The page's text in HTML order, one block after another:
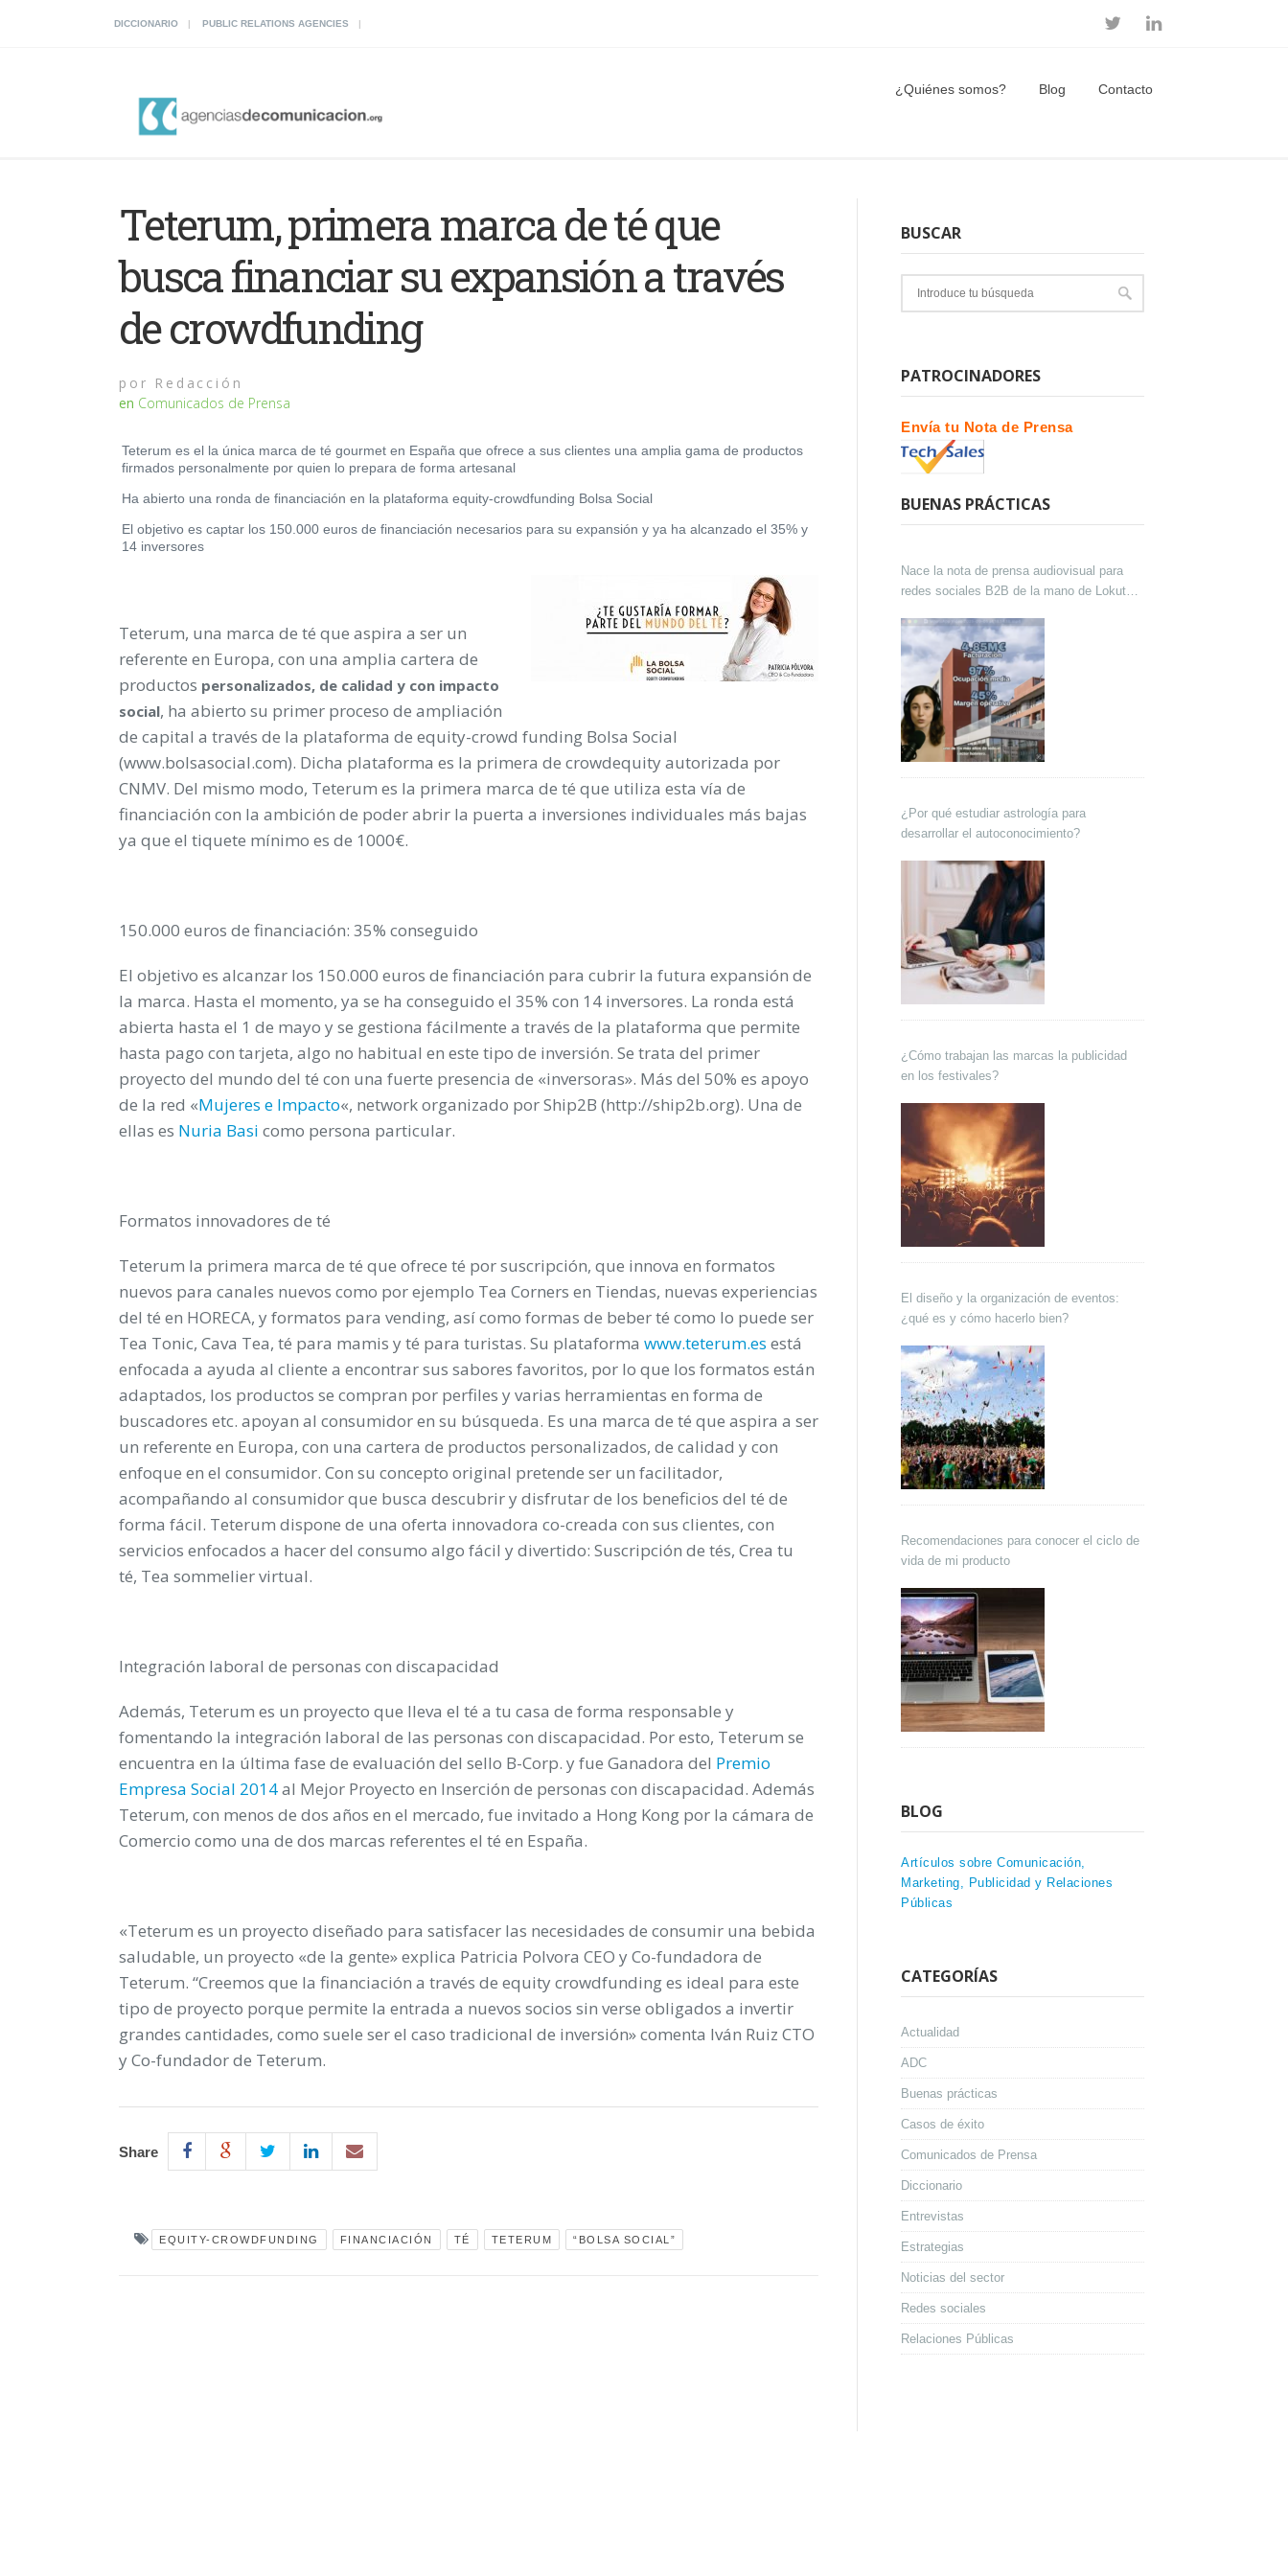
DICCIONARIO PUBLIC RELATIONS AGENCIES
¿Quiénes somos? Blog Contacto
Teterum, primera marca de té que
busca financiar su expansión a través
de crowdfunding
por Redacción
en Comunicados de Prensa
Teterum es el la única marca de té gourmet en España que ofrece a sus clientes una amplia gama de productos
firmados personalmente por quien lo prepara de forma artesanal
Ha abierto una ronda de financiación en la plataforma equity-crowdfunding Bolsa Social
El objetivo es captar los 150.000 euros de financiación necesarios para su expansión y ya ha alcanzado el 35% y
14 inversores
Teterum, una marca de té que aspira a ser un
referente en Europa, con una amplia cartera de
productos personalizados, de calidad y con impacto
social, ha abierto su primer proceso de ampliación
de capital a través de la plataforma de equity-crowd funding Bolsa Social
(www.bolsasocial.com). Dicha plataforma es la primera de crowdequity autorizada por
CNMV. Del mismo modo, Teterum es la primera marca de té que utiliza esta vía de
financiación con la ambición de poder abrir la puerta a inversiones individuales más bajas
ya que el tiquete mínimo es de 1000€.
150.000 euros de financiación: 35% conseguido
El objetivo es alcanzar los 150.000 euros de financiación para cubrir la futura expansión de
la marca. Hasta el momento, ya se ha conseguido el 35% con 14 inversores. La ronda está
abierta hasta el 1 de mayo y se gestiona fácilmente a través de la plataforma que permite
hasta pago con tarjeta, algo no habitual en este tipo de inversión. Se trata del primer
proyecto del mundo del té con una fuerte presencia de «inversoras». Más del 50% es apoyo
de la red «Mujeres e Impacto«, network organizado por Ship2B (http://ship2b.org). Una de
ellas es Nuria Basi como persona particular.
Formatos innovadores de té
Teterum la primera marca de té que ofrece té por suscripción, que innova en formatos
nuevos para canales nuevos como por ejemplo Tea Corners en Tiendas, nuevas experiencias
del té en HORECA, y formatos para vending, así como formas de beber té como lo puede ser
Tea Tonic, Cava Tea, té para mamis y té para turistas. Su plataforma www.teterum.es está
enfocada a ayuda al cliente a encontrar sus sabores favoritos, por lo que los formatos están
adaptados, los productos se compran por perfiles y varias herramientas en forma de
buscadores etc. apoyan al consumidor en su búsqueda. Es una marca de té que aspira a ser
un referente en Europa, con una cartera de productos personalizados, de calidad y con
enfoque en el consumidor. Con su concepto original pretende ser un facilitador,
acompañando al consumidor que busca descubrir y disfrutar de los beneficios del té de
forma fácil. Teterum dispone de una oferta innovadora co-creada con sus clientes, con
servicios enfocados a hacer del consumo algo fácil y divertido: Suscripción de tés, Crea tu
té, Tea sommelier virtual.
Integración laboral de personas con discapacidad
Además, Teterum es un proyecto que lleva el té a tu casa de forma responsable y
fomentando la integración laboral de las personas con discapacidad. Por esto, Teterum se
encuentra en la última fase de evaluación del sello B-Corp. y fue Ganadora del Premio
Empresa Social 2014al Mejor Proyecto en Inserción de personas con discapacidad. Además
Teterum, con menos de dos años en el mercado, fue invitado a Hong Kong por la cámara de
Comercio como una de dos marcas referentes el té en España.
«Teterum es un proyecto diseñado para satisfacer las necesidades de consumir una bebida
saludable, un proyecto «de la gente» explica Patricia Polvora CEO y Co-fundadora de
Teterum. “Creemos que la financiación a través de equity crowdfunding es ideal para este
tipo de proyecto porque permite la entrada a nuevos socios sin verse obligados a invertir
grandes cantidades, como suele ser el caso tradicional de inversión» comenta Iván Ruiz CTO
y Co-fundador de Teterum.
Share
EQUITY-CROWDFUNDING FINANCIACIÓN TÉ TETERUM “BOLSA SOCIAL”
BUSCAR
PATROCINADORES
Envía tu Nota de Prensa
BUENAS PRÁCTICAS
Nace la nota de prensa audiovisual para
redes sociales B2B de la mano de Lokutor
¿Por qué estudiar astrología para
desarrollar el autoconocimiento?
¿Cómo trabajan las marcas la publicidad
en los festivales?
El diseño y la organización de eventos:
¿qué es y cómo hacerlo bien?
Recomendaciones para conocer el ciclo de
vida de mi producto
BLOG
Artículos sobre Comunicación,
Marketing, Publicidad y Relaciones
Públicas
CATEGORÍAS
Actualidad
ADC
Buenas prácticas
Casos de éxito
Comunicados de Prensa
Diccionario
Entrevistas
Estrategias
Noticias del sector
Redes sociales
Relaciones Públicas